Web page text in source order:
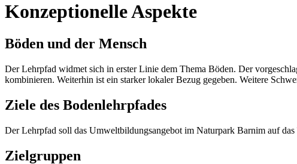
Konzeptionelle Aspekte
Böden und der Mensch
Der Lehrpfad widmet sich in erster Linie dem Thema Böden. Der
kombinieren. Weiterhin ist ein starker lokaler Bezug gegeben. Weitere
Ziele des Bodenlehrpfades
Der Lehrpfad soll das Umweltbildungsangebot im Naturpark Barnim auf
Zielgruppen